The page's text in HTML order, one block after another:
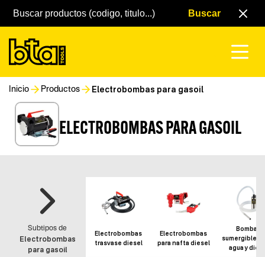
Inicio Productos Electrobombas para gasoil
ELECTROBOMBAS PARA GASOIL
Subtipos de
Electrobombas
para gasoil
Electrobombas
trasvase diesel
Electrobombas
para nafta diesel
Bombas
sumergibles
agua y